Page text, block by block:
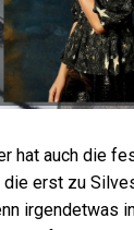
hat auch die
die erst zu
irgendetwas